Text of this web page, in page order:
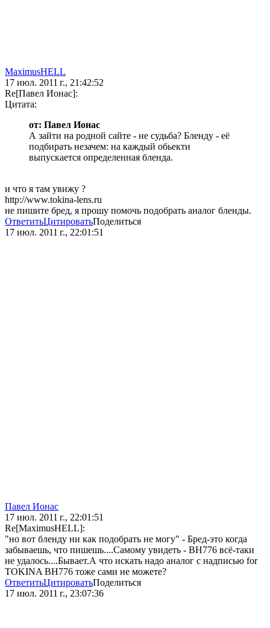
MaximusHELL
17 июл. 2011 г., 21:42:52
Re[Павел Ионас]:
Цитата:
от: Павел Ионас
А зайти на родной сайте - не судьба? Бленду - её
подбирать незачем: на каждый обьекти
выпускается определенная бленда.
и что я там увижу ?
http://www.tokina-lens.ru
не пишите бред, я прошу помочь подобрать аналог бленды.
ОтветитьЦитироватьПоделиться
17 июл. 2011 г., 22:01:51
Павел Ионас
17 июл. 2011 г., 22:01:51
Re[MaximusHELL]:
"но вот бленду ни как подобрать не могу" - Бред-это когда
забываешь, что пишешь....Самому увидеть - ВН776 всё-таки
не удалось....Бывает.А что искать надо аналог с надписью for
TOKINA ВН776 тоже сами не можете?
ОтветитьЦитироватьПоделиться
17 июл. 2011 г., 23:07:36